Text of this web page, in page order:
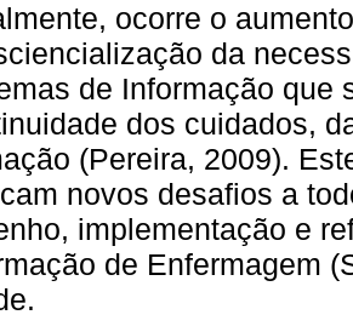
ocorre o
da
de Informação que
dos cuidados,
(Pereira, 2009).
novos desafios a
implementação e
de Enfermagem